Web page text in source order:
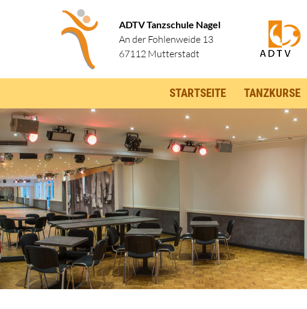
ADTV Tanzschule Nagel
An der Fohlenweide 13
67112 Mutterstadt
STARTSEITE TANZKURSE